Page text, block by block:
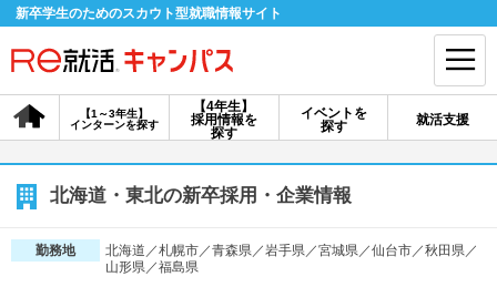
新卒学生のためのスカウト型就職情報サイト
【4年生】
採用情報を
探す
【1～3年生】
インターンを探す
イベントを
探す
就活支援
会員登録 ログイン
会員ID・パスワードを忘れた方はこちら
探す
北海道・東北の新卒採用・企業情報
勤務地
北海道／札幌市／青森県／岩手県／宮城県／仙台市／秋田県／
山形県／福島県